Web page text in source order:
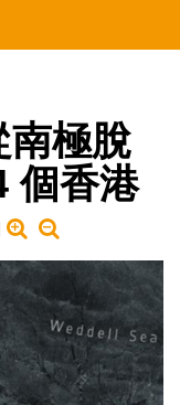
南極脫
個香港